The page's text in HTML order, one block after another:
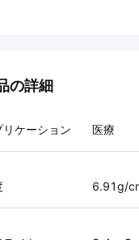
の詳細
リケーション 医療
6.91g/